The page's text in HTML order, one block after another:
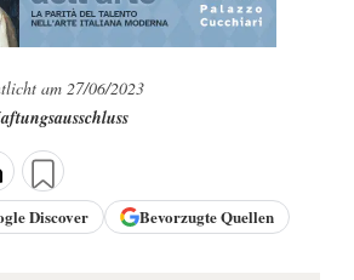
am 27/06/2023
Discover Bevorzugte Quellen